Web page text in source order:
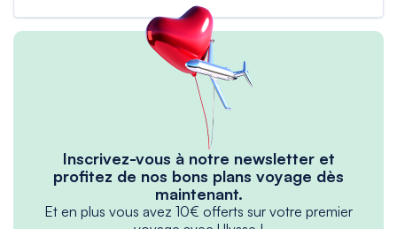
Inscrivez-vous à notre newsletter et
profitez de nos bons plans voyage dès
maintenant.
Et en plus vous avez 10€ offerts sur votre premier